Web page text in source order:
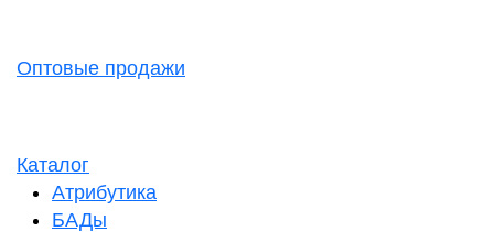
Оптовые продажи
Каталог
Атрибутика
БАДы